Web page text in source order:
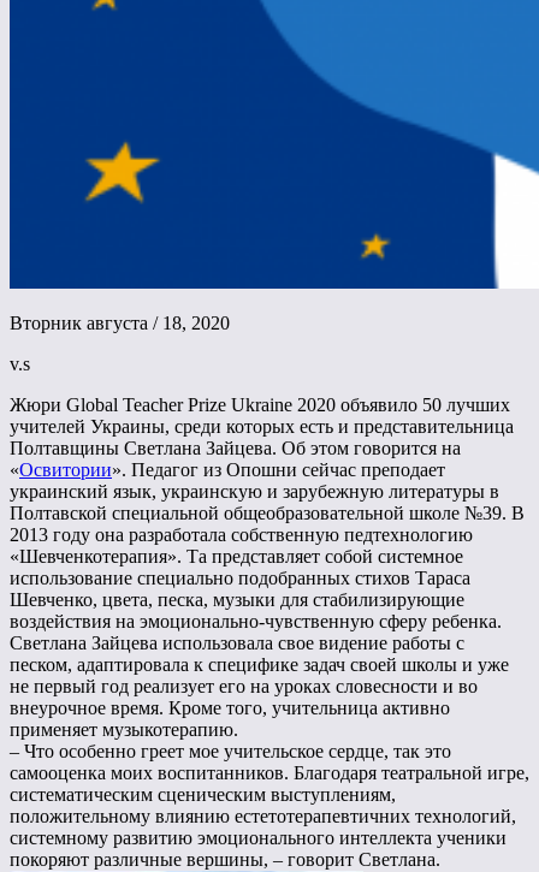
Вторник августа / 18, 2020
v.s
Жюри Global Teacher Prize Ukraine 2020 объявило 50 лучших
учителей Украины, среди которых есть и представительница
Полтавщины Светлана Зайцева. Об этом говорится на
«Освитории». Педагог из Опошни сейчас преподает
украинский язык, украинскую и зарубежную литературы в
Полтавской специальной общеобразовательной школе №39. В
2013 году она разработала собственную педтехнологию
«Шевченкотерапия». Та представляет собой системное
использование специально подобранных стихов Тараса
Шевченко, цвета, песка, музыки для стабилизирующие
воздействия на эмоционально-чувственную сферу ребенка.
Светлана Зайцева использовала свое видение работы с
песком, адаптировала к специфике задач своей школы и уже
не первый год реализует его на уроках словесности и во
внеурочное время. Кроме того, учительница активно
применяет музыкотерапию.
– Что особенно греет мое учительское сердце, так это
самооценка моих воспитанников. Благодаря театральной игре,
систематическим сценическим выступлениям,
положительному влиянию естетотерапевтичних технологий,
системному развитию эмоционального интеллекта ученики
покоряют различные вершины, – говорит Светлана.